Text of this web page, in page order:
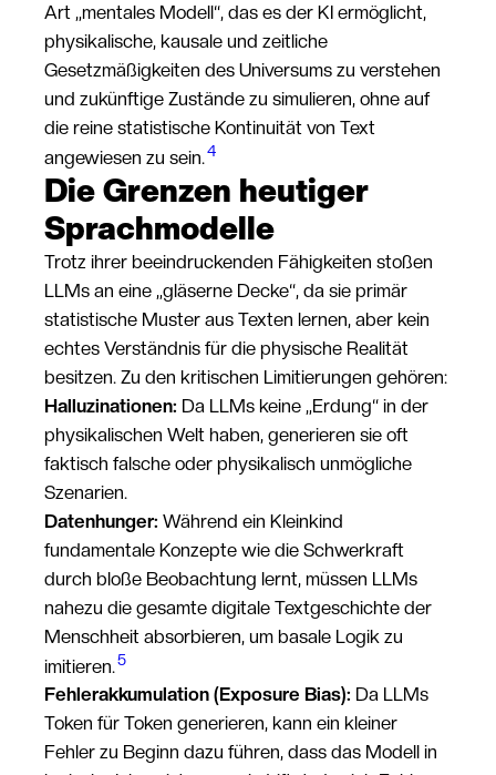
Art „mentales Modell“, das es der KI ermöglicht,
physikalische, kausale und zeitliche
Gesetzmäßigkeiten des Universums zu verstehen
und zukünftige Zustände zu simulieren, ohne auf
die reine statistische Kontinuität von Text
angewiesen zu sein.4
Die Grenzen heutiger
Sprachmodelle
Trotz ihrer beeindruckenden Fähigkeiten stoßen
LLMs an eine „gläserne Decke“, da sie primär
statistische Muster aus Texten lernen, aber kein
echtes Verständnis für die physische Realität
besitzen. Zu den kritischen Limitierungen gehören:
Halluzinationen: Da LLMs keine „Erdung“ in der
physikalischen Welt haben, generieren sie oft
faktisch falsche oder physikalisch unmögliche
Szenarien.
Datenhunger: Während ein Kleinkind
fundamentale Konzepte wie die Schwerkraft
durch bloße Beobachtung lernt, müssen LLMs
nahezu die gesamte digitale Textgeschichte der
Menschheit absorbieren, um basale Logik zu
imitieren.5
Fehlerakkumulation (Exposure Bias): Da LLMs
Token für Token generieren, kann ein kleiner
Fehler zu Beginn dazu führen, dass das Modell in